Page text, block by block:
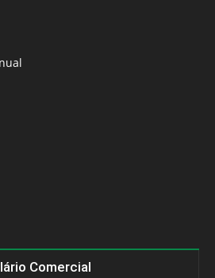
Comercial